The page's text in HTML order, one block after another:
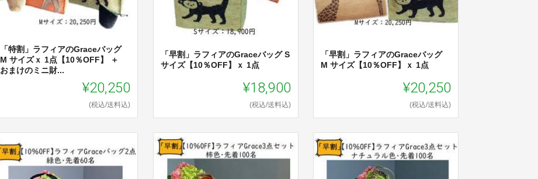
「特割」ラフィアのGraceバッグ
M サイズｘ 1点【10％OFF】 ＋
おまけのミニ財...
¥20,250
(税込/送料込)
「早割」ラフィアのGraceバッグ S
サイズ【10％OFF】ｘ 1点
¥18,900
(税込/送料込)
「早割」ラフィアのGraceバッグ
M サイズ【10％OFF】ｘ 1点
¥20,250
(税込/送料込)